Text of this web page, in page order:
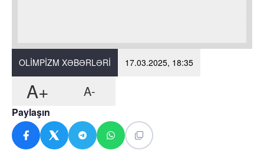
OLIMPIZM XƏBƏRLƏRI 17.03.2025, 18:35
A+ A-
Paylaşın